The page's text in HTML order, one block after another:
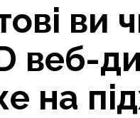
ви
веб-
на